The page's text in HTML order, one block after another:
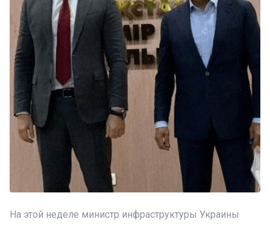
На этой неделе министр инфраструктуры Украины